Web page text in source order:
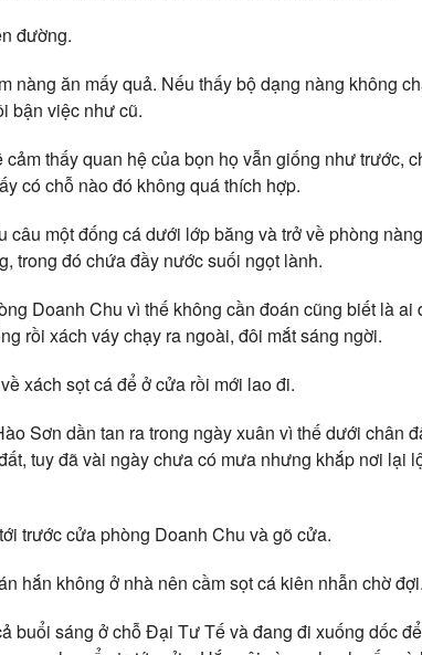
đường.
nàng ăn mấy quả. Nếu thấy bộ dạng nàng không
bận việc như cũ.
thấy quan hệ của bọn họ vẫn giống như trước,
có chỗ nào đó không quá thích hợp.
câu một đống cá dưới lớp băng và trở về phòng
trong đó chứa đầy nước suối ngọt lành.
Doanh Chu vì thế không cần đoán cũng biết là ai
rồi xách váy chạy ra ngoài, đôi mắt sáng ngời.
xách sọt cá để ở cửa rồi mới lao đi.
Sơn dần tan ra trong ngày xuân vì thế dưới chân
tuy đã vài ngày chưa có mưa nhưng khắp nơi lại
trước cửa phòng Doanh Chu và gõ cửa.
hắn không ở nhà nên cầm sọt cá kiên nhẫn chờ đợi.
buổi sáng ở chỗ Đại Tư Tế và đang đi xuống dốc